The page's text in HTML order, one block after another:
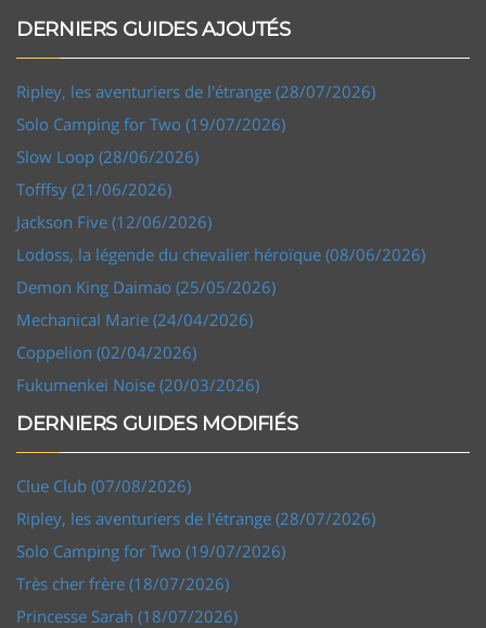
DERNIERS GUIDES AJOUTÉS
Ripley, les aventuriers de l'étrange (28/07/2026)
Solo Camping for Two (19/07/2026)
Slow Loop (28/06/2026)
Tofffsy (21/06/2026)
Jackson Five (12/06/2026)
Lodoss, la légende du chevalier héroïque (08/06/2026)
Demon King Daimao (25/05/2026)
Mechanical Marie (24/04/2026)
Coppelion (02/04/2026)
Fukumenkei Noise (20/03/2026)
DERNIERS GUIDES MODIFIÉS
Clue Club (07/08/2026)
Ripley, les aventuriers de l'étrange (28/07/2026)
Solo Camping for Two (19/07/2026)
Très cher frère (18/07/2026)
Princesse Sarah (18/07/2026)